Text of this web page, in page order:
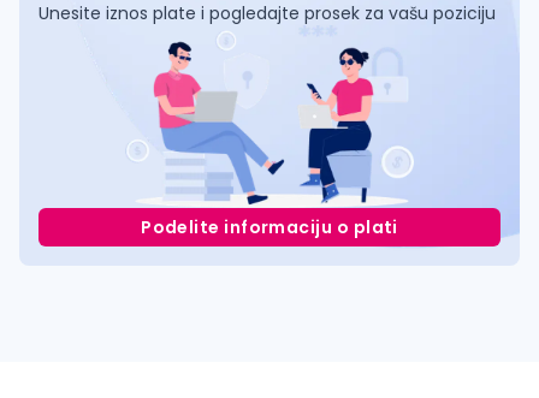
Unesite iznos plate i pogledajte prosek za vašu poziciju
Podelite informaciju o plati